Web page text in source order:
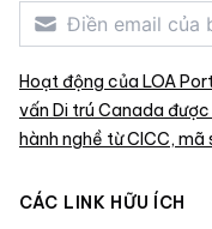
Hoạt động của LOA
vấn Di trú Canada
hành nghề từ CICC, mã
CÁC LINK HỮU ÍCH